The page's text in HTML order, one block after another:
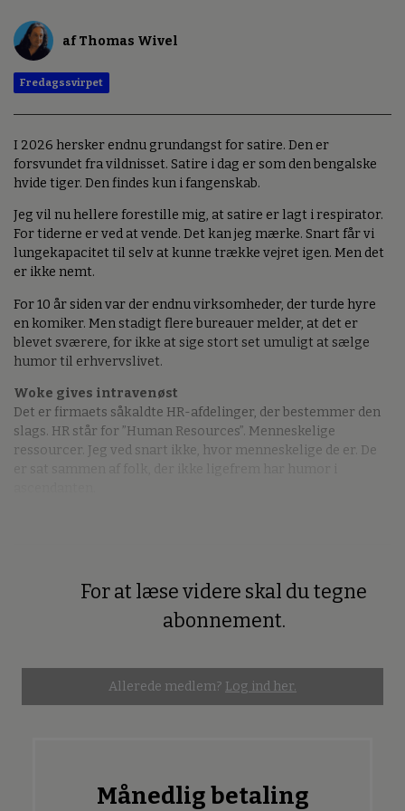
af Thomas Wivel
Fredagssvirpet
I 2026 hersker endnu grundangst for satire. Den er
forsvundet fra vildnisset. Satire i dag er som den bengalske
hvide tiger. Den findes kun i fangenskab.
Jeg vil nu hellere forestille mig, at satire er lagt i respirator.
For tiderne er ved at vende. Det kan jeg mærke. Snart får vi
lungekapacitet til selv at kunne trække vejret igen. Men det
er ikke nemt.
For 10 år siden var der endnu virksomheder, der turde hyre
en komiker. Men stadigt flere bureauer melder, at det er
blevet sværere, for ikke at sige stort set umuligt at sælge
humor til erhvervslivet.
Woke gives intravenøst
Det er firmaets såkaldte HR-afdelinger, der bestemmer den
slags. HR står for ”Human Resources”. Menneskelige
ressourcer. Jeg ved snart ikke, hvor menneskelige de er. De
For at læse videre skal du tegne
abonnement.
Allerede medlem? Log ind her.
Månedlig betaling